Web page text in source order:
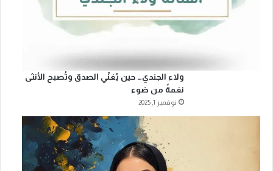
ولاء الجندي… حين يُغنّي الصدق وتُصبح الأنثى
نغمةً من ضوء
نوفمبر 1, 2025